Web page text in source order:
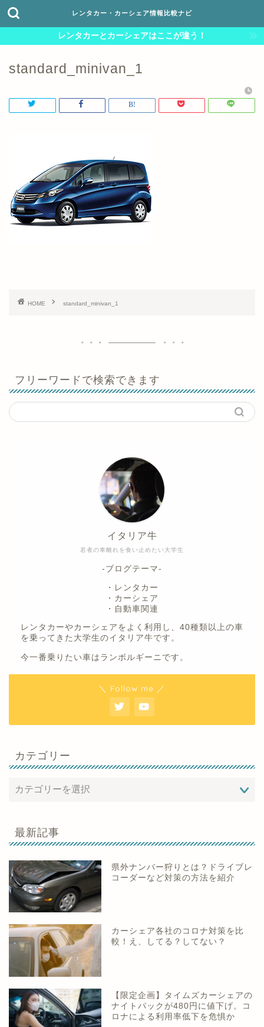
レンタカー・カーシェア情報比較ナビ
レンタカーとカーシェアはここが違う！
standard_minivan_1
HOME standard_minivan_1
フリーワードで検索できます
若者の車離れを食い止めたい大学生
イタリア牛
-ブログテーマ-
・レンタカー
・カーシェア
・自動車関連
レンタカーやカーシェアをよく利用し、40種類以上の車
を乗ってきた大学生のイタリア牛です。
今一番乗りたい車はランボルギーニです。
＼ Follow me ／
カテゴリー
最新記事
県外ナンバー狩りとは？ドライブレ
コーダーなど対策の方法を紹介
カーシェア各社のコロナ対策を比
較！え、してる？してない？
【限定企画】タイムズカーシェアの
ナイトパックが480円に値下げ。コ
ロナによる利用率低下を危惧か